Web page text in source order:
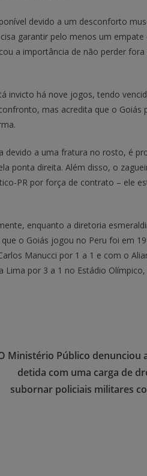
devido a um desconforto
garantir pelo menos um
a importância de não perder fora
invicto há nove jogos, tendo
mas acredita que o Goiás
devido a uma fratura no rosto, é
ponta direita. Além disso, o
PR por força de contrato – ele
enquanto a diretoria
o Goiás jogou no Peru foi em
Manucci por 1 a 1 e com o
por 3 a 1 no Estádio Olímpico,
Ministério Público denunciou
detida com uma carga de
subornar policiais militares